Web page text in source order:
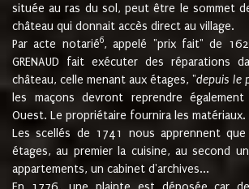
située au ras du sol, peut être le sommet
château qui donnait accès direct au village.
Par acte notarié6, appelé "prix fait" de
GRENAUD fait exécuter des réparations
château, celle menant aux étages, "depuis le
les maçons devront reprendre
Ouest. Le propriétaire fournira les matériaux.
Les scellés de 1741 nous apprennent
étages, au premier la cuisine, au second
appartements, un cabinet d'archives...